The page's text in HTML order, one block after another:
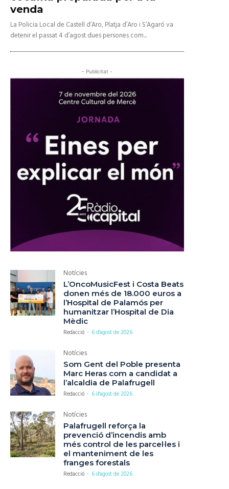
venda
La Policia Local de Castell d’Aro, Platja d’Aro i S’Agaró va
detenir el passat 4 d’agost dues persones com...
- Publicitat -
Notícies
L’OncoMusicFest i Costa Beats
donen més de 18.000 euros a
l’Hospital de Palamós per
humanitzar l’Hospital de Dia
Mèdic
Redacció - 6 d'agost de 2026
Notícies
Som Gent del Poble presenta
Marc Heras com a candidat a
l’alcaldia de Palafrugell
Redacció - 6 d'agost de 2026
Notícies
Palafrugell reforça la
prevenció d’incendis amb
més control de les parcel·les i
el manteniment de les
franges forestals
Redacció - 6 d'agost de 2026